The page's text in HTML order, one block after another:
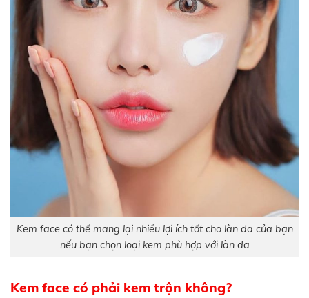
Kem face có thể mang lại nhiều lợi ích tốt cho làn da của bạn
nếu bạn chọn loại kem phù hợp với làn da
Kem face có phải kem trộn không?